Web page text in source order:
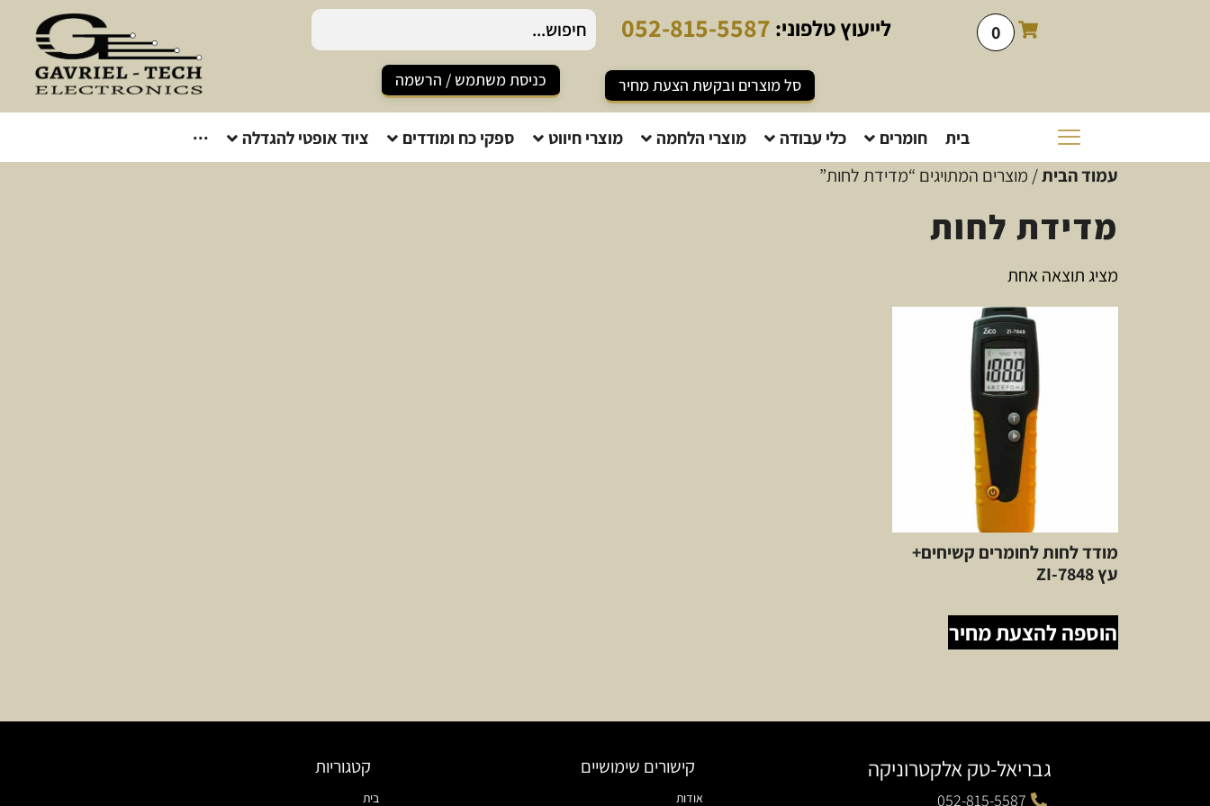
0 לייעוץטלפוני: 815-5587
סל מוצרים ובקשת הצעת מחיר כניסת משתמש / הרשמה
בית חומרים כלי עבודה מוצרי הלחמה מוצרי חיווט ספקי כח ומודדים ציוד אופטי להגדלה ···
עמוד הבית/ מוצרים המתויגים “מדידת לחות”
מדידת לחות
מציג תוצאה אחת
מודד לחות לחומרים קשיחים+
עץ ZI-7848
הוספה להצעת מחיר
גבריאל-טק אלקטרוניקה
052-815-5587
קישורים שימושיים
אודות
קטגוריות
בית